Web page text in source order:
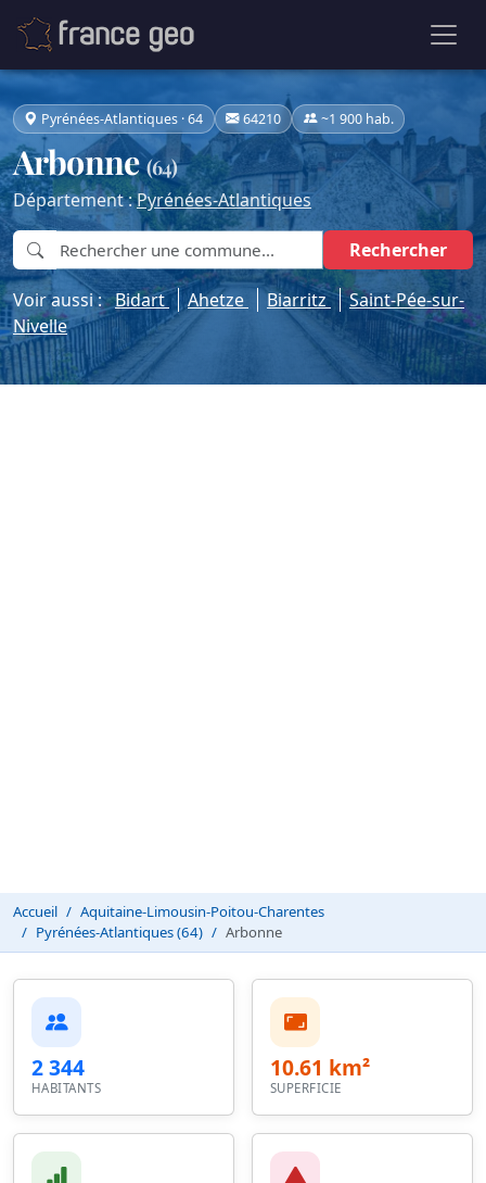
Pyrénées-Atlantiques · 64 64210 ~1 900 hab.
Arbonne(64)
Département :Pyrénées-Atlantiques
Rechercher
Voir aussi :Bidart Ahetze Biarritz
Saint-Pée-sur-
Nivelle
Accueil
Aquitaine-Limousin-Poitou-Charentes
Pyrénées-Atlantiques (64)
Arbonne
2 344
HABITANTS
10.61 km²
SUPERFICIE